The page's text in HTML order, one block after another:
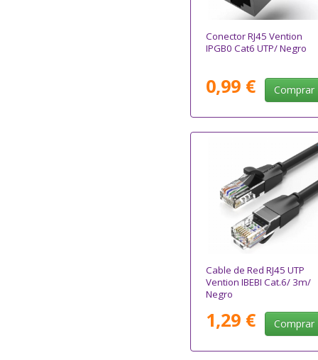
Conector RJ45 Vention
IPGB0 Cat6 UTP/ Negro
0,99 € Comprar
Cable de Red RJ45 UTP
Vention IBEBI Cat.6/ 3m/
Negro
1,29 € Comprar